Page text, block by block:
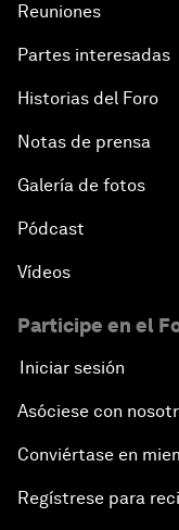
Reuniones
Partes interesadas
Historias del Foro
Notas de prensa
Galería de fotos
Pódcast
Vídeos
Participe en el
Iniciar sesión
Asóciese con
Conviértase en
Regístrese para